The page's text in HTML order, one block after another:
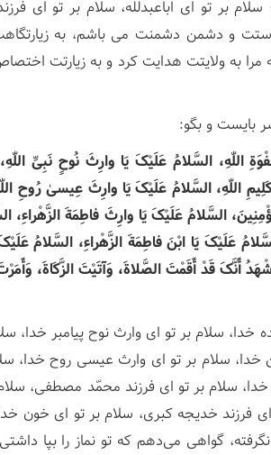
سلام بر تو ای اباعبدلله، سلام بر تو ای
و دشمن دشمنت می باشم، به
به ولایتت هدایت کرد و به زیارتت
بایست و بگو:
اللّٰهِ، السَّلامُ عَلَیْکَ یَا وارِثَ نُوحٍ نَبِیِّ
اللّٰهِ، السَّلامُ عَلَیْکَ یَا وارِثَ عِیسیٰ رُوحِ
السَّلامُ عَلَیْکَ یَا وارِثَ فاطِمَةَ
عَلَیْکَ یَا ابْنَ فاطِمَةَ الزَّهْراءِ، السَّلامُ
أَشْهَدُ أَنَّکَ قَدْ أَقَمْتَ الصَّلاةَ، وَآتَیْتَ الزَّکَاةَ،
خدا، سلام بر تو ای وارث نوح پیامبر خدا،
سلام بر تو ای وارث عیسی روح خدا،
خدا، سلام بر تو ای فرزند محمّد مصطفی،
ای فرزند خدیجه کبری، سلام بر تو ای خون
گواهی می‌دهم که تو نماز را بپا